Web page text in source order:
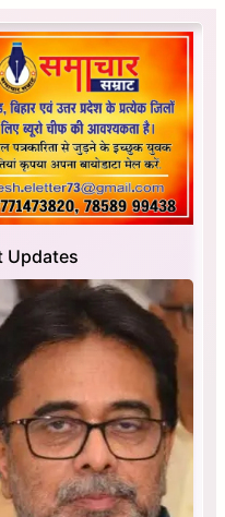
| धनबाद क्रिकेट संघ में परिवारवाद
Updates